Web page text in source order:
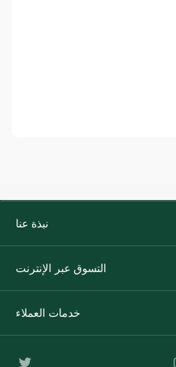
نبذة عنا
التسوق عبر الإنترنت
خدمات العملاء